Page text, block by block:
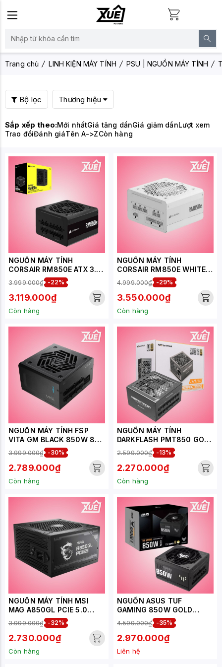
Trang chủ LINH KIỆN MÁY TÍNH PSU | NGUỒN MÁY TÍNH
Bộ lọc Thương hiệu
Sắp xếp theo:Mới nhấtGiá tăng dầnGiá giảm dầnLượt xem
Trao đổiĐánh giáTên A->ZCòn hàng
NGUỒN MÁY TÍNH
CORSAIR RM850E ATX 3.1
(80 PLUS GOLD, MÀU ĐEN)
3.999.000₫ -22%
3.119.000₫
Còn hàng
NGUỒN MÁY TÍNH
CORSAIR RM850E WHITE
ATX 3.1(80 PLUS GOLD/
MÀU TRẮNG)
4.999.000₫ -29%
3.550.000₫
Còn hàng
NGUỒN MÁY TÍNH FSP
VITA GM BLACK 850W 80
PLUS GOLD
3.999.000₫ -30%
2.789.000₫
Còn hàng
NGUỒN MÁY TÍNH
DARKFLASH PMT850 GOLD
- 850W (80 PLUS GOLD,
ATX3.1, PCI-E 5.1, FULL
MODULAR)
2.599.000₫ -13%
2.270.000₫
Còn hàng
NGUỒN MÁY TÍNH MSI
MAG A850GL PCIE 5.0
(850W, 80 PLUS GOLD,
ATX 3.0)
3.999.000₫ -32%
2.730.000₫
Còn hàng
NGUỒN ASUS TUF
GAMING 850W GOLD
ATX3.0 ( PCI GEN 5.0 /80
PLUS GOLD/MÀU ĐEN/FULL
MODULAR)
4.599.000₫ -35%
2.970.000₫
Liên hệ